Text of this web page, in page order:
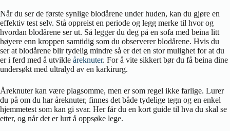
Når du ser de første synlige blodårene under huden, kan du gjøre en
effektiv test selv. Stå oppreist en periode og legg merke til hvor og
hvordan blodårene ser ut. Så legger du deg på en sofa med beina litt
høyere enn kroppen samtidig som du observerer blodårene. Hvis du
ser at blodårene blir tydelig mindre så er det en stor mulighet for at du
er i ferd med å utvikle åreknuter. For å vite sikkert bør du få beina dine
undersøkt med ultralyd av en karkirurg.
Åreknuter kan være plagsomme, men er som regel ikke farlige. Lurer
du på om du har åreknuter, finnes det både tydelige tegn og en enkel
hjemmetest som kan gi svar. Her får du en kort guide til hva du skal se
etter, og når det er lurt å oppsøke lege.